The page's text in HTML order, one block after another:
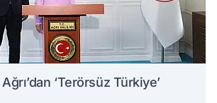
‘Terörsüz Türkiye’